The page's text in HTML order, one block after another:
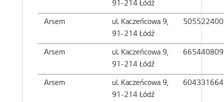
91-214 Łódź
Arsem
ul. Kaczeńcowa 9,
91-214 Łódź
505522400
Arsem
ul. Kaczeńcowa 9,
91-214 Łódź
665440809
Arsem
ul. Kaczeńcowa 9,
91-214 Łódź
604331664